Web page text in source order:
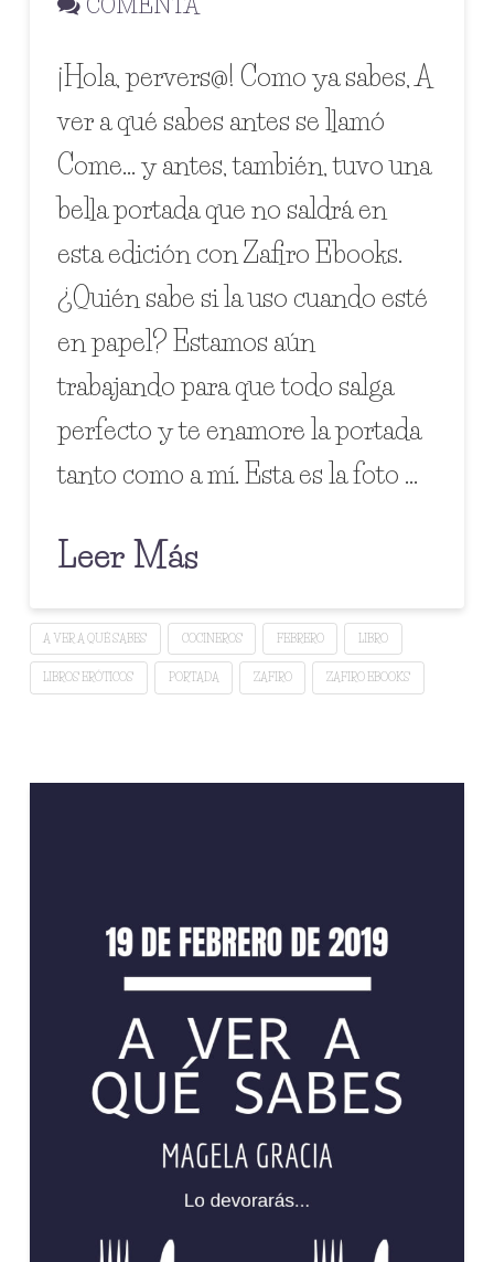
¡Hola, pervers@! Como ya sabes, A
ver a qué sabes antes se llamó
Come… y antes, también, tuvo una
bella portada que no saldrá en
esta edición con Zafiro Ebooks.
¿Quién sabe si la uso cuando esté
en papel? Estamos aún
trabajando para que todo salga
perfecto y te enamore la portada
tanto como a mí. Esta es la foto …
Leer Más
A VER A QUÉ SABES COCINEROS FEBRERO LIBRO
LIBROS ERÓTICOS PORTADA ZAFIRO ZAFIRO EBOOKS